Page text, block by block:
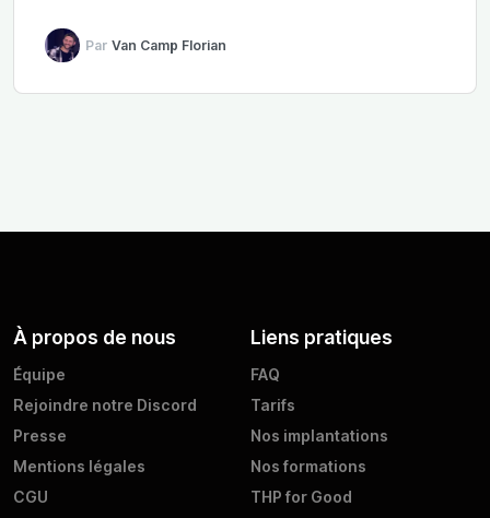
Par Van Camp Florian
À propos de nous
Équipe
Rejoindre notre Discord
Presse
Mentions légales
CGU
Liens pratiques
FAQ
Tarifs
Nos implantations
Nos formations
THP for Good